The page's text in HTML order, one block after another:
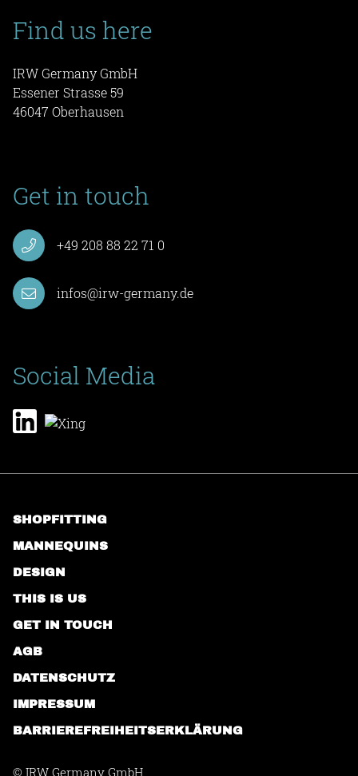
Find us here
IRW Germany GmbH
Essener Strasse 59
46047 Oberhausen
Get in touch
+49 208 88 22 71 0
infos@irw-germany.de
Social Media
SHOPFITTING
MANNEQUINS
DESIGN
THIS IS US
GET IN TOUCH
AGB
DATENSCHUTZ
IMPRESSUM
BARRIEREFREIHEITSERKLÄRUNG
© IRW Germany GmbH